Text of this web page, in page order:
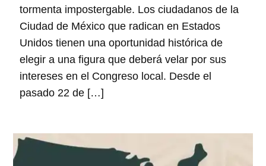
tormenta impostergable. Los ciudadanos de la
Ciudad de México que radican en Estados
Unidos tienen una oportunidad histórica de
elegir a una figura que deberá velar por sus
intereses en el Congreso local. Desde el
pasado 22 de […]